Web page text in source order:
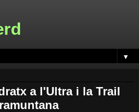
▼
a l'Ultra i la Trail